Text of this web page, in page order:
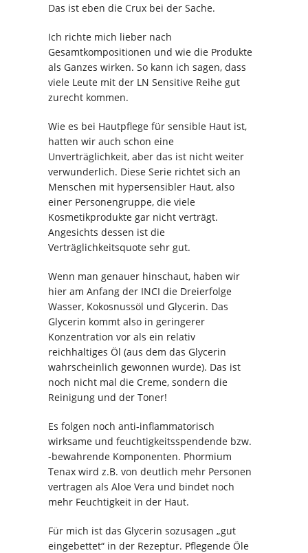
Das ist eben die Crux bei der Sache.
Ich richte mich lieber nach
Gesamtkompositionen und wie die Produkte
als Ganzes wirken. So kann ich sagen, dass
viele Leute mit der LN Sensitive Reihe gut
zurecht kommen.
Wie es bei Hautpflege für sensible Haut ist,
hatten wir auch schon eine
Unverträglichkeit, aber das ist nicht weiter
verwunderlich. Diese Serie richtet sich an
Menschen mit hypersensibler Haut, also
einer Personengruppe, die viele
Kosmetikprodukte gar nicht verträgt.
Angesichts dessen ist die
Verträglichkeitsquote sehr gut.
Wenn man genauer hinschaut, haben wir
hier am Anfang der INCI die Dreierfolge
Wasser, Kokosnussöl und Glycerin. Das
Glycerin kommt also in geringerer
Konzentration vor als ein relativ
reichhaltiges Öl (aus dem das Glycerin
wahrscheinlich gewonnen wurde). Das ist
noch nicht mal die Creme, sondern die
Reinigung und der Toner!
Es folgen noch anti-inflammatorisch
wirksame und feuchtigkeitsspendende bzw.
-bewahrende Komponenten. Phormium
Tenax wird z.B. von deutlich mehr Personen
vertragen als Aloe Vera und bindet noch
mehr Feuchtigkeit in der Haut.
Für mich ist das Glycerin sozusagen „gut
eingebettet“ in der Rezeptur. Pflegende Öle